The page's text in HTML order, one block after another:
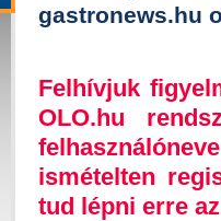
gastronews.hu
Felhívjuk
OLO.hu
ismételten
tud lépni erre